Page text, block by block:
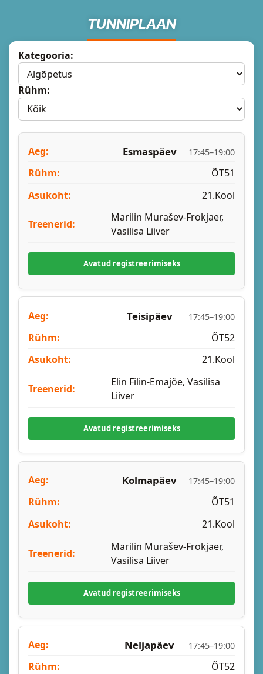
TUNNIPLAAN
Kategooria:
Rühm:
Esmaspäev 17:45–19:00
ÕT51
21.Kool
Marilin Murašev-Frokjaer,
Vasilisa Liiver
Avatud registreerimiseks
Teisipäev 17:45–19:00
ÕT52
21.Kool
Elin Filin-Emajõe, Vasilisa
Liiver
Avatud registreerimiseks
Kolmapäev 17:45–19:00
ÕT51
21.Kool
Marilin Murašev-Frokjaer,
Vasilisa Liiver
Avatud registreerimiseks
Neljapäev 17:45–19:00
ÕT52